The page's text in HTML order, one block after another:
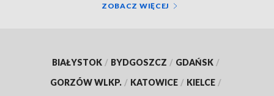
ZOBACZ WIĘCEJ
BIAŁYSTOK / BYDGOSZCZ / GDAŃSK /
GORZÓW WLKP. / KATOWICE / KIELCE /